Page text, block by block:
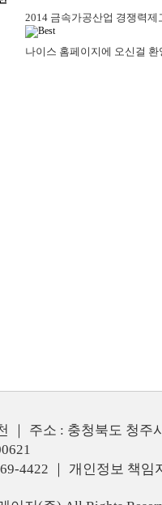
2014 금속가공산업 경쟁력
나이스 홈페이지에 오신걸 환
｜ 주소 : 충청북도 청주
4422 ｜ 개인정보 책임